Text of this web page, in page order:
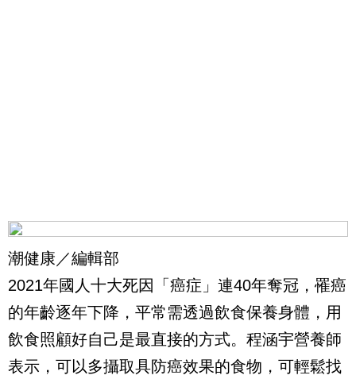
潮健康／編輯部
2021年國人十大死因「癌症」連40年奪冠，罹癌
的年齡逐年下降，平常需透過飲食保養身體，用
飲食照顧好自己是最直接的方式。程涵宇營養師
表示，可以多攝取具防癌效果的食物，可輕鬆找